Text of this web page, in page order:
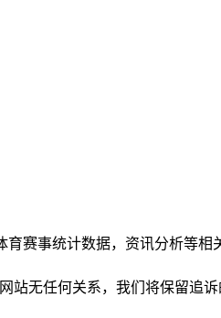
赛事统计数据，资讯分析等
站无任何关系，我们将保留追诉